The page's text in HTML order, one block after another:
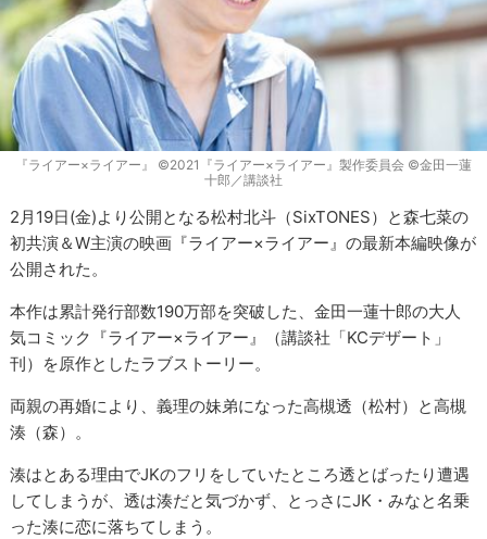
『ライアー×ライアー』 ©2021『ライアー×ライアー』製作委員会 ©金田一蓮
十郎／講談社
2月19日(金)より公開となる松村北斗（SixTONES）と森七菜の
初共演＆W主演の映画『ライアー×ライアー』の最新本編映像が
公開された。
本作は累計発行部数190万部を突破した、金田一蓮十郎の大人
気コミック『ライアー×ライアー』（講談社「KCデザート」
刊）を原作としたラブストーリー。
両親の再婚により、義理の妹弟になった高槻透（松村）と高槻
湊（森）。
湊はとある理由でJKのフリをしていたところ透とばったり遭遇
してしまうが、透は湊だと気づかず、とっさにJK・みなと名乗
った湊に恋に落ちてしまう。